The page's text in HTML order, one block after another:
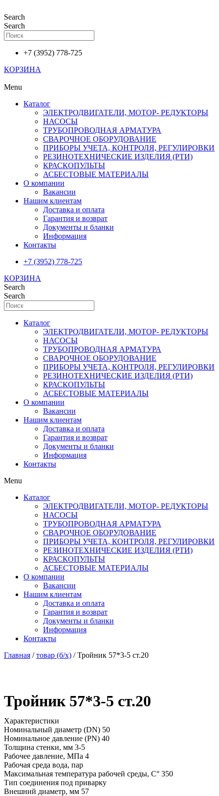
к
содержимому
Search
Search
+7 (3952) 778-725
КОРЗИНА
Menu
Каталог
ЭЛЕКТРОДВИГАТЕЛИ, МОТОР- РЕДУКТОРЫ
НАСОСЫ
ТРУБОПРОВОДНАЯ АРМАТУРА
СВАРОЧНОЕ ОБОРУДОВАНИЕ
ПРИБОРЫ УЧЕТА, КОНТРОЛЯ, РЕГУЛИРОВКИ
РЕЗИНОТЕХНИЧЕСКИЕ ИЗДЕЛИЯ (РТИ)
КРАСКОПУЛЬТЫ
АСБЕСТОВЫЕ МАТЕРИАЛЫ
О компании
Вакансии
Нашим клиентам
Доставка и оплата
Гарантия и возврат
Документы и бланки
Информация
Контакты
+7 (3952) 778-725
КОРЗИНА
Search
Search
Каталог
ЭЛЕКТРОДВИГАТЕЛИ, МОТОР- РЕДУКТОРЫ
НАСОСЫ
ТРУБОПРОВОДНАЯ АРМАТУРА
СВАРОЧНОЕ ОБОРУДОВАНИЕ
ПРИБОРЫ УЧЕТА, КОНТРОЛЯ, РЕГУЛИРОВКИ
РЕЗИНОТЕХНИЧЕСКИЕ ИЗДЕЛИЯ (РТИ)
КРАСКОПУЛЬТЫ
АСБЕСТОВЫЕ МАТЕРИАЛЫ
О компании
Вакансии
Нашим клиентам
Доставка и оплата
Гарантия и возврат
Документы и бланки
Информация
Контакты
Menu
Каталог
ЭЛЕКТРОДВИГАТЕЛИ, МОТОР- РЕДУКТОРЫ
НАСОСЫ
ТРУБОПРОВОДНАЯ АРМАТУРА
СВАРОЧНОЕ ОБОРУДОВАНИЕ
ПРИБОРЫ УЧЕТА, КОНТРОЛЯ, РЕГУЛИРОВКИ
РЕЗИНОТЕХНИЧЕСКИЕ ИЗДЕЛИЯ (РТИ)
КРАСКОПУЛЬТЫ
АСБЕСТОВЫЕ МАТЕРИАЛЫ
О компании
Вакансии
Нашим клиентам
Доставка и оплата
Гарантия и возврат
Документы и бланки
Информация
Контакты
Главная /товар (б/х) / Тройник 57*3-5 ст.20
Тройник 57*3-5 ст.20
Характеристики
Номинальный диаметр (DN) 50
Номинальное давление (PN) 40
Толщина стенки, мм 3-5
Рабочее давление, МПа 4
Рабочая среда вода, пар
Максимальная температура рабочей среды, С° 350
Тип соединения под приварку
Внешний диаметр, мм 57